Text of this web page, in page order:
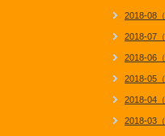
2018-08（
2018-07（
2018-06（
2018-05（
2018-04（
2018-03（